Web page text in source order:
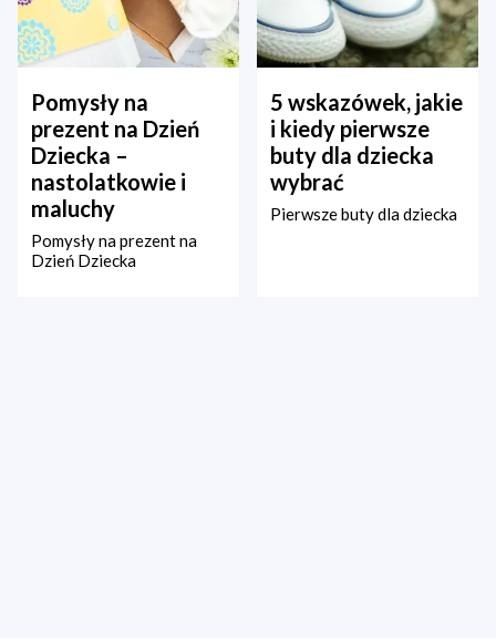
Pomysły na
prezent na Dzień
Dziecka –
nastolatkowie i
maluchy
Pomysły na prezent na
Dzień Dziecka
5 wskazówek, jakie
i kiedy pierwsze
buty dla dziecka
wybrać
Pierwsze buty dla dziecka